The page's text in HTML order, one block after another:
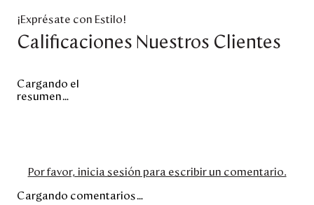
¡Exprésate con Estilo!
Calificaciones Nuestros Clientes
Cargando el
resumen…
Por favor, inicia sesión para escribir un comentario.
Cargando comentarios…